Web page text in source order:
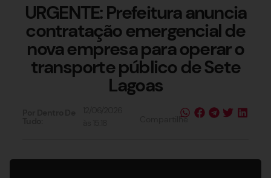
URGENTE: Prefeitura anuncia
contratação emergencial de
nova empresa para operar o
transporte público de Sete
Lagoas
Compartilhe